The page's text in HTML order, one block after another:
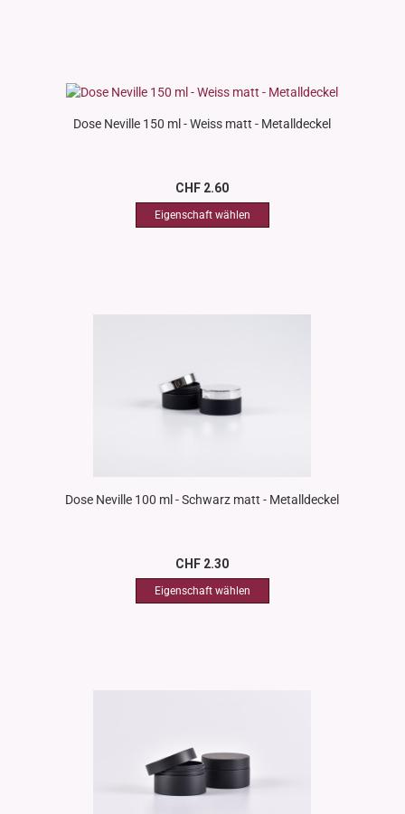
Dose Neville 150 ml - Weiss matt - Metalldeckel
CHF 2.60
Dose Neville 100 ml - Schwarz matt - Metalldeckel
CHF 2.30